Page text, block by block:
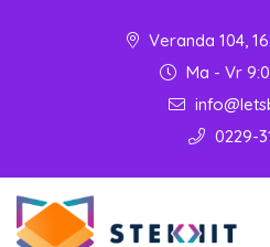
Veranda 104,
Ma - Vr
0229-